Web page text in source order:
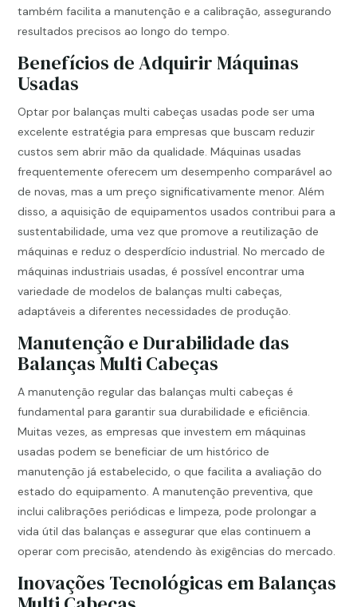
também facilita a manutenção e a calibração, assegurando
resultados precisos ao longo do tempo.
Benefícios de Adquirir Máquinas
Usadas
Optar por balanças multi cabeças usadas pode ser uma
excelente estratégia para empresas que buscam reduzir
custos sem abrir mão da qualidade. Máquinas usadas
frequentemente oferecem um desempenho comparável ao
de novas, mas a um preço significativamente menor. Além
disso, a aquisição de equipamentos usados contribui para a
sustentabilidade, uma vez que promove a reutilização de
máquinas e reduz o desperdício industrial. No mercado de
máquinas industriais usadas, é possível encontrar uma
variedade de modelos de balanças multi cabeças,
adaptáveis a diferentes necessidades de produção.
Manutenção e Durabilidade das
Balanças Multi Cabeças
A manutenção regular das balanças multi cabeças é
fundamental para garantir sua durabilidade e eficiência.
Muitas vezes, as empresas que investem em máquinas
usadas podem se beneficiar de um histórico de
manutenção já estabelecido, o que facilita a avaliação do
estado do equipamento. A manutenção preventiva, que
inclui calibrações periódicas e limpeza, pode prolongar a
vida útil das balanças e assegurar que elas continuem a
operar com precisão, atendendo às exigências do mercado.
Inovações Tecnológicas em Balanças